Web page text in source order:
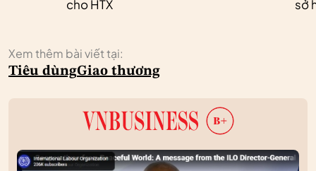
cho HTX
sở
Xem thêm bài viết tại:
Tiêu dùngGiao thương